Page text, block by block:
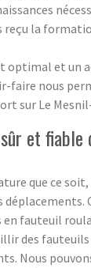
la
et un
faire nous
sur Le
et
que ce
fauteuil
des
Nous